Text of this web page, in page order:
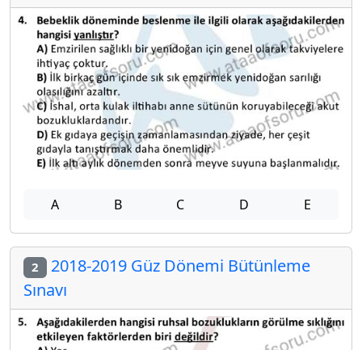
A B C D E
2 2018-2019 Güz Dönemi Bütünleme
Sınavı